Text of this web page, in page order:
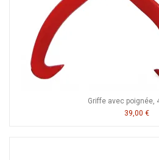
Griffe avec poignée,
39,00 €